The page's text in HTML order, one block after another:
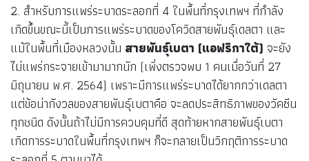
2. สำหรับการแพร่ระบาดระลอกที่ 4 ในพื้นที่กรุงเทพฯ ที่กำลัง
เกิดขึ้นขณะนี้เป็นการแพร่ระบาดของโควิดสายพันธุ์เดลตา และ
แม้ในพื้นที่เมืองหลวงนั้น สายพันธุ์เบตา (แอฟริกาใต้) จะยัง
ไม่แพร่กระจายเข้ามามากนัก (เพิ่งตรวจพบ 1 คนเมื่อวันที่ 27
มิถุนายน พ.ศ. 2564) เพราะมีการแพร่ระบาดได้ยากกว่าเดลตา
แต่ข้อน่ากังวลของสายพันธุ์เบตาคือ จะลดประสิทธิภาพของวัคซีน
ทุกชนิด ดังนั้นถ้าไม่มีการควบคุมที่ดี สุดท้ายหากสายพันธุ์เบตา
เกิดการระบาดในพื้นที่กรุงเทพฯ ก็จะกลายเป็นวิกฤติการระบาด